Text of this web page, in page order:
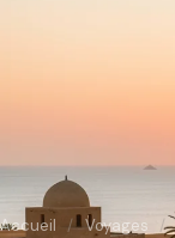
Accueil / Voyages /